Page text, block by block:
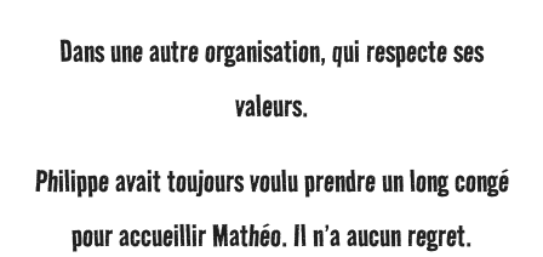
Dans une autre organisation, qui respecte ses
valeurs.
Philippe avait toujours voulu prendre un long congé
pour accueillir Mathéo. Il n’a aucun regret.